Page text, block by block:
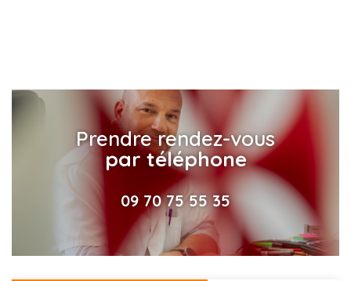
Prendre rendez-vous
par téléphone
09 70 75 55 35